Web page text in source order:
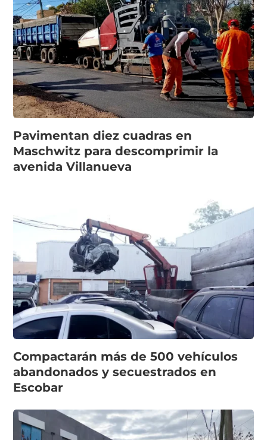
Pavimentan diez cuadras en
Maschwitz para descomprimir la
avenida Villanueva
Compactarán más de 500 vehículos
abandonados y secuestrados en
Escobar